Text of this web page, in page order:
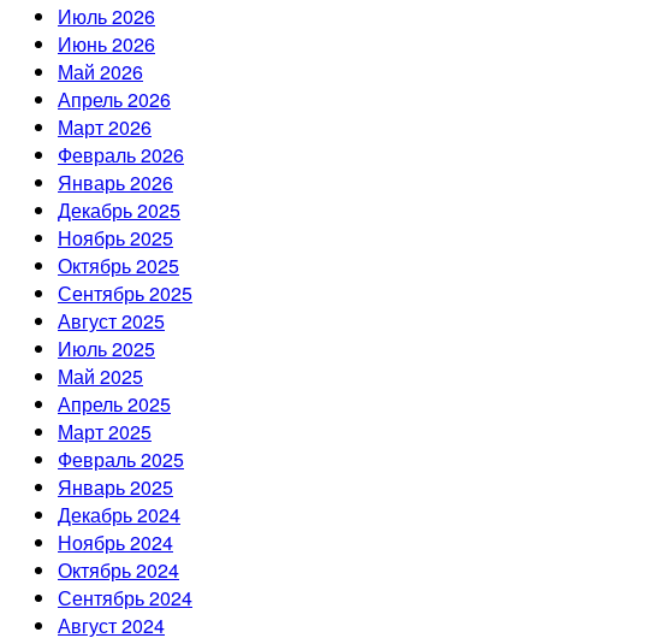
Июль 2026
Июнь 2026
Май 2026
Апрель 2026
Март 2026
Февраль 2026
Январь 2026
Декабрь 2025
Ноябрь 2025
Октябрь 2025
Сентябрь 2025
Август 2025
Июль 2025
Май 2025
Апрель 2025
Март 2025
Февраль 2025
Январь 2025
Декабрь 2024
Ноябрь 2024
Октябрь 2024
Сентябрь 2024
Август 2024